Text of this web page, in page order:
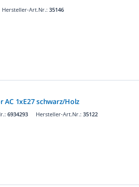
Hersteller-Art.Nr.: 35146
AC 1xE27 schwarz/Holz
6934293 Hersteller-Art.Nr.: 35122